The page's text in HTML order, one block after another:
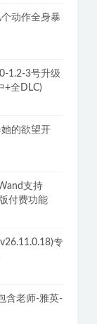
动作全身暴
1.2-3号升级
+全DLC)
的欲望开
支持
付费功能
专
含老师-雅英-